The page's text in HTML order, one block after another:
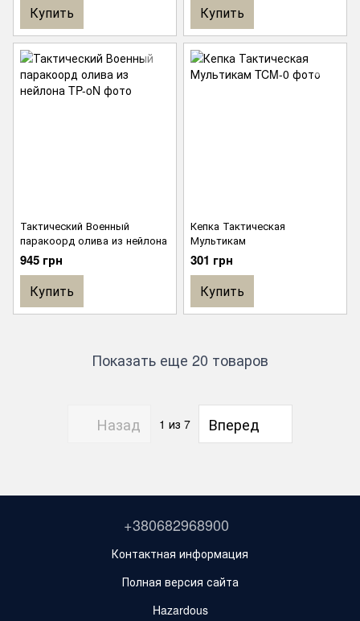
Купить Купить
Тактический Военный
паракоорд олива из нейлона
945 грн
Купить
Кепка Тактическая
Мультикам
301 грн
Купить
Показать еще 20 товаров
Назад 1 из 7 Вперед
+380682968900
Контактная информация
Полная версия сайта
Hazardous